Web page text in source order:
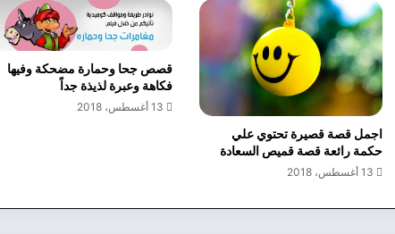
اجمل قصة قصيرة تحتوي علي
حكمة رائعة قصة قميص السعادة
13 أغسطس، 2018
قصص جحا وحمارة مضحكة وفيها
فكاهة وعبرة لذيذة جداً
13 أغسطس، 2018